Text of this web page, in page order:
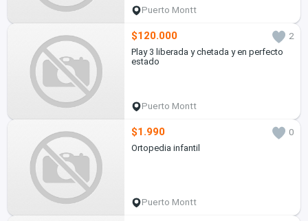
Puerto Montt
$120.000
2
Play 3 liberada y chetada y en perfecto
estado
Puerto Montt
$1.990
0
Ortopedia infantil
Puerto Montt